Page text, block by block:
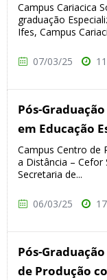
Campus Cariacica
graduação
Ifes, Campus
07/03/25
Pós-
em Educação
Campus Centro de
a Distância – Cefor
Secretaria de...
06/03/25
Pós-
de Produção